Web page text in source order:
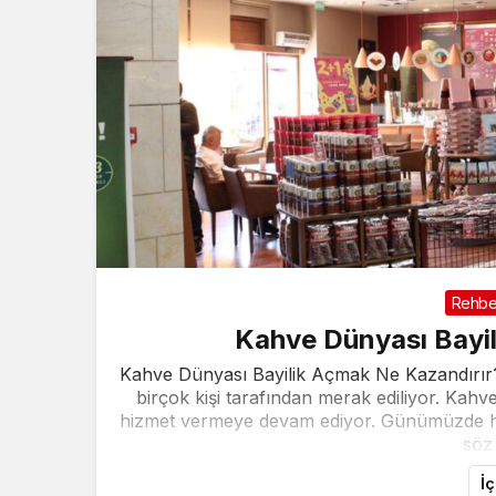
Kahve Dünyası
Kahve Dünyası Bayilik Açmak Ne
birçok kişi tarafından merak ediliyor.
hizmet vermeye devam ediyor. Günümüzde
söz